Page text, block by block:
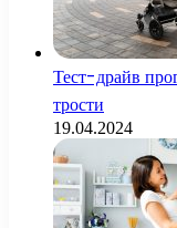
Тест-драйв
трости
19.04.2024